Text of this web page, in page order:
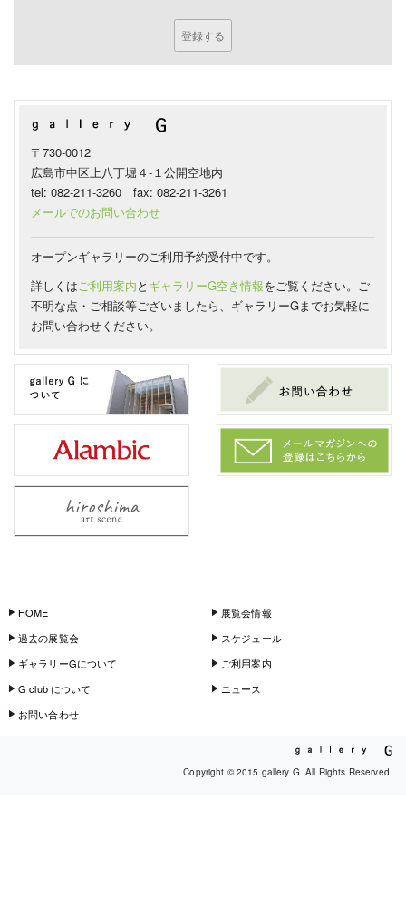
〒730-0012
広島市中区上八丁堀４-１公開空地内
tel: 082-211-3260 fax: 082-211-3261
メールでのお問い合わせ
オープンギャラリーのご利用予約受付中です。
詳しくはご利用案内と ギャラリーG空き情報をご覧ください。ご
不明な点・ご相談等ございましたら、ギャラリーGまでお気軽に
お問い合わせください。
HOME
展覧会情報
過去の展覧会
スケジュール
ギャラリーGについて
ご利用案内
G club について
ニュース
お問い合わせ
Copyright © 2015 gallery G. All Rights Reserved.